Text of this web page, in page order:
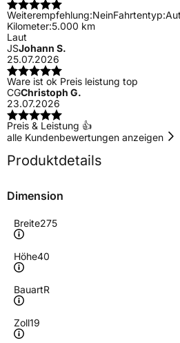
Weiterempfehlung:NeinFahrtentyp:
Kilometer:5.000 km
Laut
JSJohann S.
25.07.2026
Ware ist ok Preis leistung top
CGChristoph G.
23.07.2026
Preis & Leistung 👍
alle Kundenbewertungen anzeigen
Produktdetails
Dimension
Breite275
Höhe40
BauartR
Zoll19